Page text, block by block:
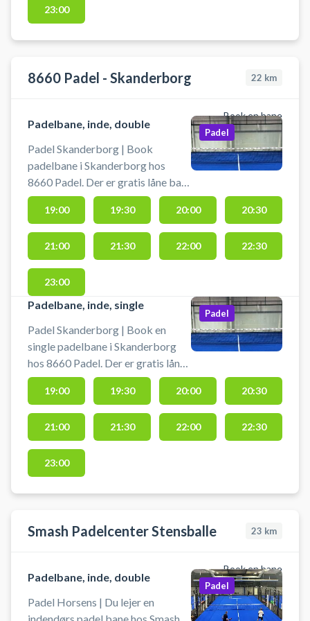
padelbane booking.
23:00
8660 Padel - Skanderborg 22 km
Book en bane
Padelbane, inde, double
Padel Skanderborg | Book
padelbane i Skanderborg hos
8660 Padel. Der er gratis låne bats
tilgængelige i hallen. Book
padelbane og spil padel tennis i
Skanderborg på en doublebane i
8660 Padel center i Skanderborg.
Gratis parkering - I parkerer på
Sverigesvej 9A – det betyder, at I
lige kører forbi 8660 Padel og ind
Padel
19:00 19:30 20:00 20:30
21:00 21:30 22:00 22:30
23:00
Padelbane, inde, single
Padel Skanderborg | Book en
single padelbane i Skanderborg
hos 8660 Padel. Der er gratis låne
bats tilgængelige i hallen. Lej en
padelbane og spil padel i
Skanderborg på en indendørs
singlebane i 8660 Padel ved
Skanderborg. Parkering: I
parkerer på Sverigesvej 9A – det
betyder, at I lige kører forbi 8660
Padel og ind til højre.
Padel
19:00 19:30 20:00 20:30
21:00 21:30 22:00 22:30
23:00
Smash Padelcenter Stensballe 23 km
Book en bane
Padelbane, inde, double
Padel Horsens | Du lejer en
Padel